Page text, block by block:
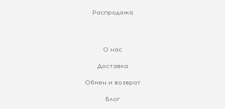
Распродажа
О нас
Доставка
Обмен и возврат
Блог